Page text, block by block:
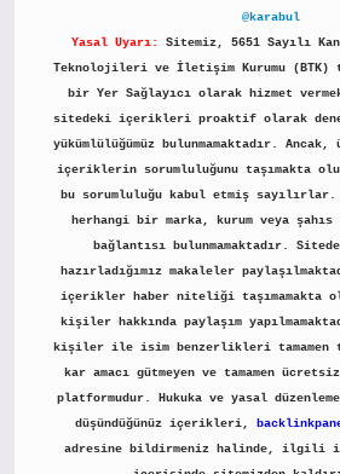
@karabul
Yasal Uyarı:
Sitemiz, 5651 Sayılı
Teknolojileri ve İletişim Kurumu (BTK)
bir Yer Sağlayıcı olarak hizmet
sitedeki içerikleri proaktif olarak
yükümlülüğümüz bulunmamaktadır.
içeriklerin sorumluluğunu taşımakta
bu sorumluluğu kabul etmiş
herhangi bir marka, kurum veya
bağlantısı bulunmamaktadır.
hazırladığımız makaleler
içerikler haber niteliği taşımamakta
kişiler hakkında paylaşım
kişiler ile isim benzerlikleri tamamen
kar amacı gütmeyen ve tamamen
platformudur. Hukuka ve yasal
düşündüğünüz içerikleri,
adresine bildirmeniz halinde, ilgili